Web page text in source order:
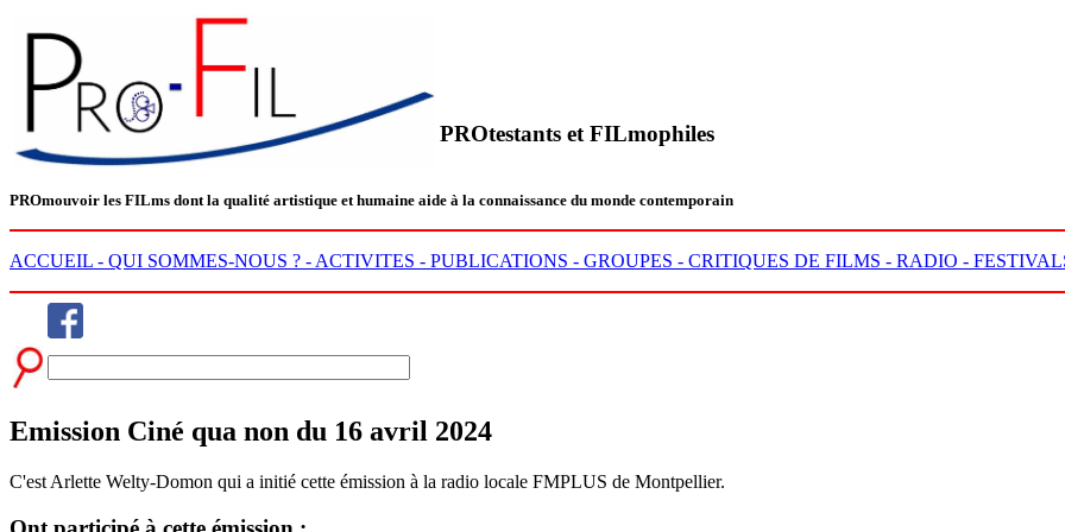
PROtestants et FILmophiles
PROmouvoir les FILms dont la qualité artistique et humaine aide à la connaissance du monde contemporain
ACCUEIL - QUI SOMMES-NOUS ? - ACTIVITES - PUBLICATIONS - GROUPES - CRITIQUES DE FILMS - RADIO -
Emission Ciné qua non du 16 avril 2024
C'est Arlette Welty-Domon qui a initié cette émission à la radio locale FMPLUS de Montpellier.